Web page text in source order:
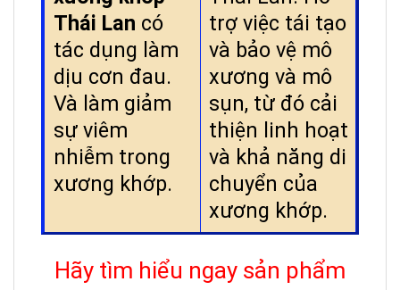
Thái Lan có
tác dụng làm
dịu cơn đau.
Và làm giảm
sự viêm
nhiễm trong
xương khớp.
trợ việc tái tạo
và bảo vệ mô
xương và mô
sụn, từ đó cải
thiện linh hoạt
và khả năng di
chuyển của
xương khớp.
Hãy tìm hiểu ngay sản phẩm